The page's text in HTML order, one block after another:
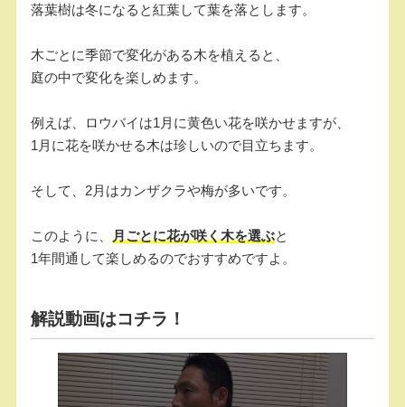
落葉樹は冬になると紅葉して葉を落とします。
木ごとに季節で変化がある木を植えると、
庭の中で変化を楽しめます。
例えば、ロウバイは1月に黄色い花を咲かせますが、
1月に花を咲かせる木は珍しいので目立ちます。
そして、2月はカンザクラや梅が多いです。
このように、月ごとに花が咲く木を選ぶと
1年間通して楽しめるのでおすすめですよ。
解説動画はコチラ！